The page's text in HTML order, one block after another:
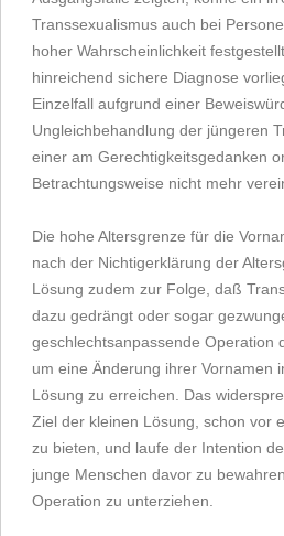
Transsexualismus auch bei
hoher Wahrscheinlichkeit
hinreichend sichere Diagnose
Einzelfall aufgrund einer
Ungleichbehandlung der jüngeren
einer am Gerechtigkeitsgedanken
Betrachtungsweise nicht mehr
Die hohe Altersgrenze für die
nach der Nichtigerklärung der
Lösung zudem zur Folge, daß
dazu gedrängt oder sogar
geschlechtsanpassende Operation
um eine Änderung ihrer Vornamen
Lösung zu erreichen. Das
Ziel der kleinen Lösung, schon vor
zu bieten, und laufe der Intention
junge Menschen davor zu
Operation zu unterziehen.